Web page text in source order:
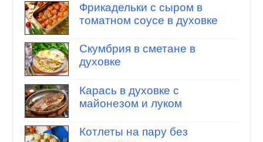
Фрикадельки с сыром в
томатном соусе в духовке
Скумбрия в сметане в
духовке
Карась в духовке с
майонезом и луком
Котлеты на пару без